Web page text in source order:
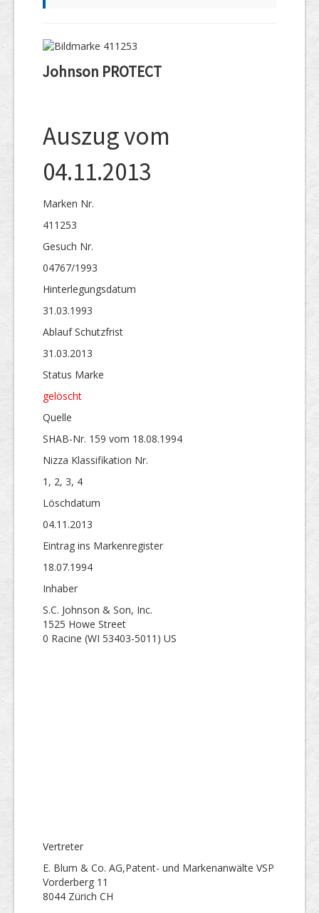
Johnson PROTECT
Auszug vom
04.11.2013
Marken Nr.
411253
Gesuch Nr.
04767/1993
Hinterlegungs­datum
31.03.1993
Ablauf Schutzfrist
31.03.2013
Status Marke
gelöscht
Quelle
SHAB-Nr. 159 vom 18.08.1994
Nizza Klassifikation Nr.
1, 2, 3, 4
Löschdatum
04.11.2013
Eintrag ins Markenregister
18.07.1994
Inhaber
S.C. Johnson & Son, Inc.
1525 Howe Street
0 Racine (WI 53403-5011) US
Vertreter
E. Blum & Co. AG,Patent- und Markenanwälte VSP
Vorderberg 11
8044 Zürich CH